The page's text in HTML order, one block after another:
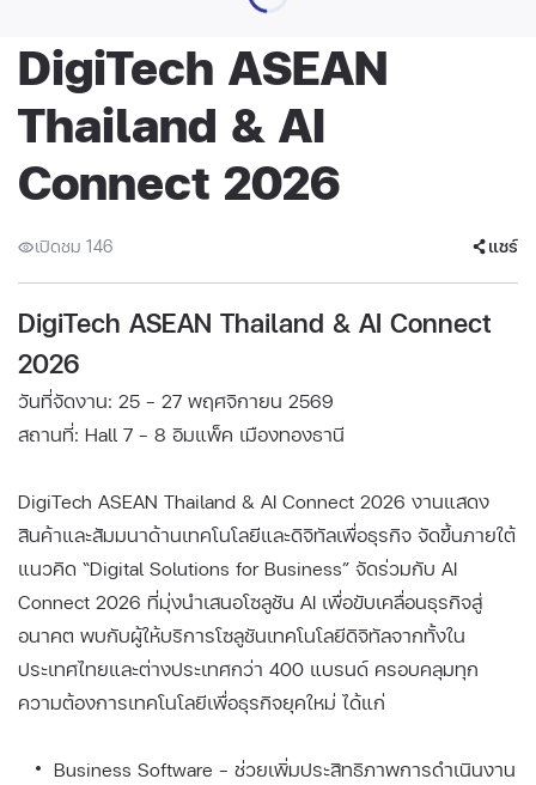
DigiTech ASEAN
Thailand & AI
Connect 2026
เปิดชม 146 แชร์
DigiTech ASEAN Thailand & AI Connect
2026
วันที่จัดงาน: 25 - 27 พฤศจิกายน 2569
สถานที่: Hall 7 - 8 อิมแพ็ค เมืองทองธานี
DigiTech ASEAN Thailand & AI Connect 2026 งานแสดง
สินค้าและสัมมนาด้านเทคโนโลยีและดิจิทัลเพื่อธุรกิจ จัดขึ้นภายใต้
แนวคิด “Digital Solutions for Business” จัดร่วมกับ AI
Connect 2026 ที่มุ่งนำเสนอโซลูชัน AI เพื่อขับเคลื่อนธุรกิจสู่
อนาคต พบกับผู้ให้บริการโซลูชันเทคโนโลยีดิจิทัลจากทั้งใน
ประเทศไทยและต่างประเทศกว่า 400 แบรนด์ ครอบคลุมทุก
ความต้องการเทคโนโลยีเพื่อธุรกิจยุคใหม่ ได้แก่
Business Software – ช่วยเพิ่มประสิทธิภาพการดำเนินงาน